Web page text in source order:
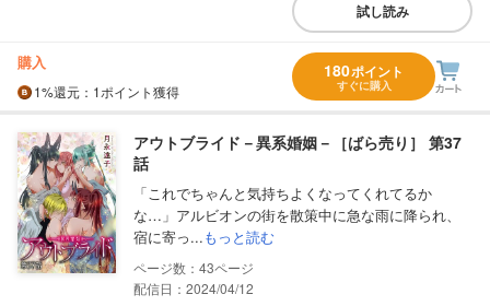
試し読み
購入
1%還元 ：1ポイント獲得
180ポイント
すぐに購入
アウトブライド－異系婚姻－［ばら売り］ 第37
話
「これでちゃんと気持ちよくなってくれてるか
な…」アルビオンの街を散策中に急な雨に降られ、
宿に寄っ...もっと読む
43
配信日：2024/04/12